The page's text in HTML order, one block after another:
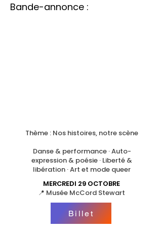
Bande-annonce :
​Thème : Nos histoires, notre scène
Danse & performance · Auto-
expression & poésie · Liberté &
libération · Art et mode queer
MERCREDI 29 OCTOBRE
📍 Musée McCord Stewart
Billet